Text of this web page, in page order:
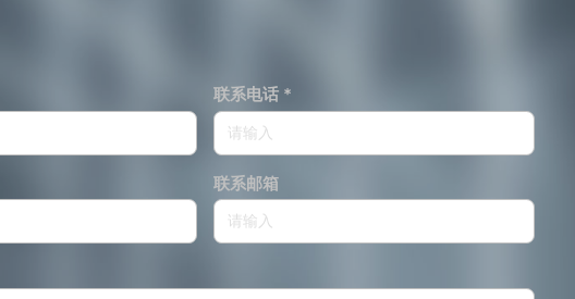
联系电话 *
联系邮箱